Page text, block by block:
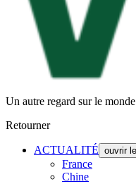
Un autre regard sur le monde
Retourner
ACTUALITÉ ouvrir
France
Chine